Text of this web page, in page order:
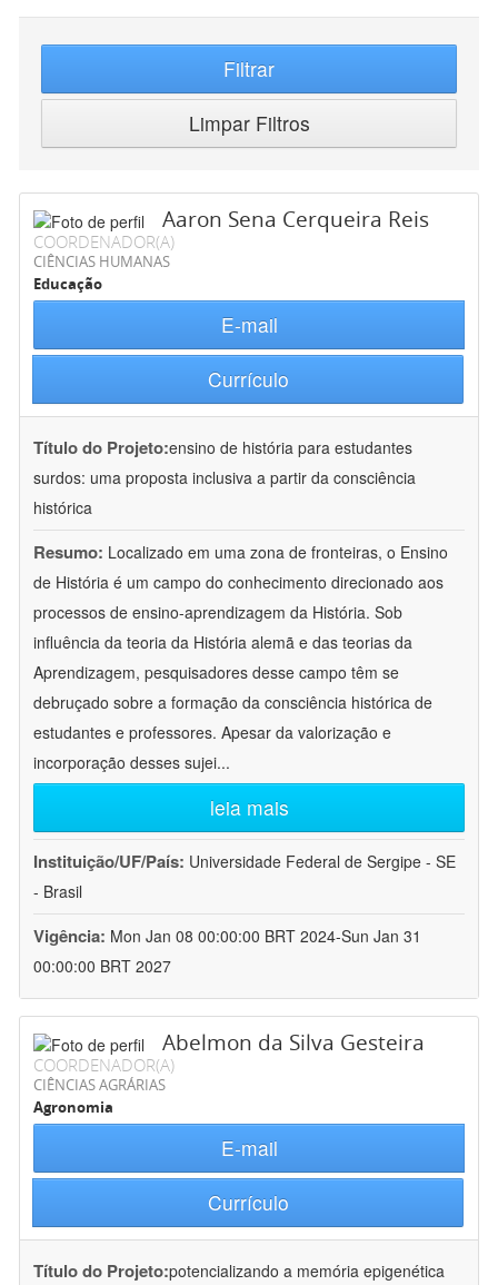
Filtrar
Limpar Filtros
Aaron Sena Cerqueira Reis
COORDENADOR(A)
CIÊNCIAS HUMANAS
Educação
E-mail
Currículo
Título do Projeto:ensino de história para estudantes
surdos: uma proposta inclusiva a partir da consciência
histórica
Resumo: Localizado em uma zona de fronteiras, o Ensino
de História é um campo do conhecimento direcionado aos
processos de ensino-aprendizagem da História. Sob
influência da teoria da História alemã e das teorias da
Aprendizagem, pesquisadores desse campo têm se
debruçado sobre a formação da consciência histórica de
estudantes e professores. Apesar da valorização e
incorporação desses sujei...
leia mais
Instituição/UF/País: Universidade Federal de Sergipe - SE
- Brasil
Vigência: Mon Jan 08 00:00:00 BRT 2024-Sun Jan 31
00:00:00 BRT 2027
Abelmon da Silva Gesteira
COORDENADOR(A)
CIÊNCIAS AGRÁRIAS
Agronomia
E-mail
Currículo
Título do Projeto:potencializando a memória epigenética